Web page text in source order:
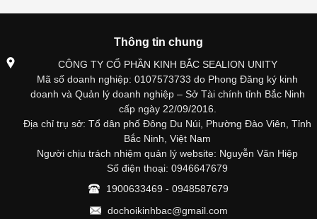
Thông tin chung
CÔNG TY CỔ PHẦN KINH BẮC SEALION UNITY
Mã số doanh nghiệp: 0107573733 do Phong Đăng ký kinh
doanh và Quản lý doanh nghiệp – Sở Tài chính tỉnh Bắc Ninh
cấp ngày 22/09/2016.
Địa chỉ trụ sở: Tổ dân phố Đông Du Núi, Phường Đào Viên, Tỉnh
Bắc Ninh, Việt Nam
Người chịu trách nhiệm quản lý website: Nguyễn Văn Hiệp
Số điện thoại: 0946647679
1900633469 - 0948587679
dochoikinhbac@gmail.com